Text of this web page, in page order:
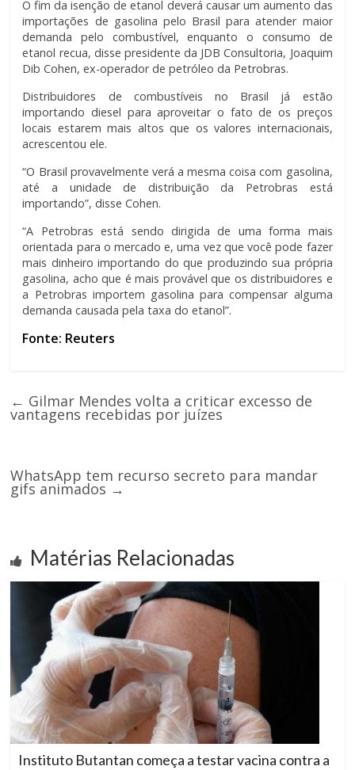
O fim da isenção de etanol deverá causar um aumento das
importações de gasolina pelo Brasil para atender maior
demanda pelo combustível, enquanto o consumo de
etanol recua, disse presidente da JDB Consultoria, Joaquim
Dib Cohen, ex-operador de petróleo da Petrobras.
Distribuidores de combustíveis no Brasil já estão
importando diesel para aproveitar o fato de os preços
locais estarem mais altos que os valores internacionais,
acrescentou ele.
“O Brasil provavelmente verá a mesma coisa com gasolina,
até a unidade de distribuição da Petrobras está
importando”, disse Cohen.
“A Petrobras está sendo dirigida de uma forma mais
orientada para o mercado e, uma vez que você pode fazer
mais dinheiro importando do que produzindo sua própria
gasolina, acho que é mais provável que os distribuidores e
a Petrobras importem gasolina para compensar alguma
demanda causada pela taxa do etanol”.
Fonte: Reuters
← Gilmar Mendes volta a criticar excesso de
vantagens recebidas por juízes
WhatsApp tem recurso secreto para mandar
gifs animados →
Matérias Relacionadas
Instituto Butantan começa a testar vacina contra a